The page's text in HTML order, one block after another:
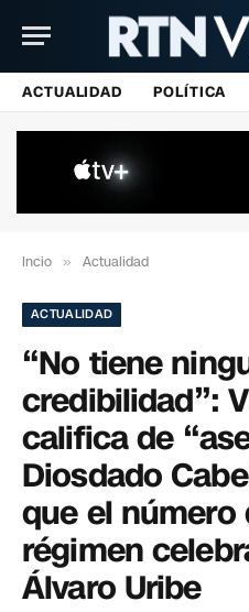
ACTUALIDAD POLÍTICA
Incio » Actualidad
ACTUALIDAD
“No tiene
credibilidad”:
califica de
Diosdado
que el número
régimen
Álvaro Uribe